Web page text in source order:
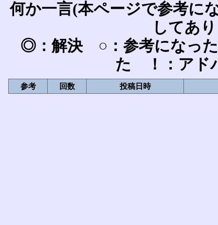
何か一言(本ページで参考に
してあ
◎：解決 ○：参考になっ
た ！：アド
参考 回数 投稿日時